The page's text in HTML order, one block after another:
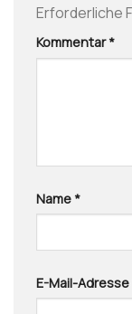
Erforderliche
Kommentar*
Name *
E-Mail-Adresse